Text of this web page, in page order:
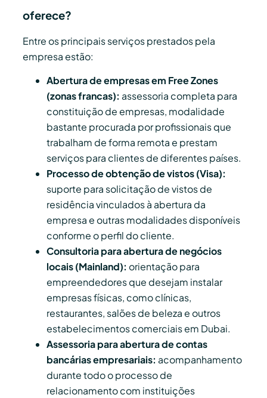
oferece?
Entre os principais serviços prestados pela
empresa estão:
Abertura de empresas em Free Zones
(zonas francas): assessoria completa para
constituição de empresas, modalidade
bastante procurada por profissionais que
trabalham de forma remota e prestam
serviços para clientes de diferentes países.
Processo de obtenção de vistos (Visa):
suporte para solicitação de vistos de
residência vinculados à abertura da
empresa e outras modalidades disponíveis
conforme o perfil do cliente.
Consultoria para abertura de negócios
locais (Mainland): orientação para
empreendedores que desejam instalar
empresas físicas, como clínicas,
restaurantes, salões de beleza e outros
estabelecimentos comerciais em Dubai.
Assessoria para abertura de contas
bancárias empresariais: acompanhamento
durante todo o processo de
relacionamento com instituições